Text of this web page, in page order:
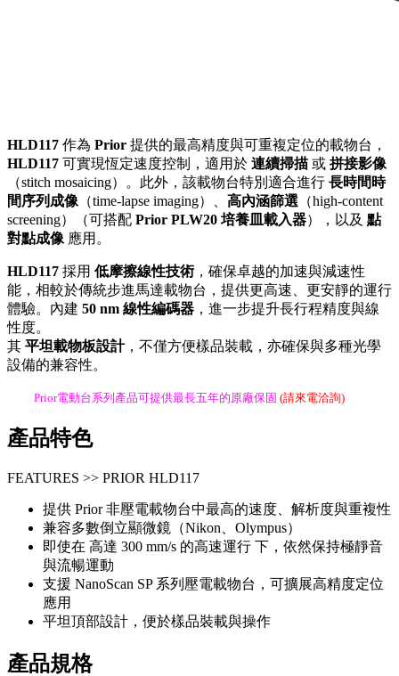
HLD117 作為 Prior 提供的最高精度與可重複定位的載物台，
HLD117 可實現恆定速度控制，適用於 連續掃描 或 拼接影像
（stitch mosaicing）。此外，該載物台特別適合進行 長時間時
間序列成像 （time-lapse imaging）、 高內涵篩選 （high-content
screening）（可搭配 Prior PLW20 培養皿載入器），以及 點
對點成像 應用。
HLD117 採用 低摩擦線性技術，確保卓越的加速與減速性
能，相較於傳統步進馬達載物台，提供更高速、更安靜的運行
體驗。內建 50 nm 線性編碼器 ，進一步提升長行程精度與線
性度。
其 平坦載物板設計，不僅方便樣品裝載，亦確保與多種光學
設備的兼容性。
Prior電動台系列產品可提供最長五年的原廠保固 (請來電洽詢)
產品特色
FEATURES >> PRIOR HLD117
提供 Prior 非壓電載物台中最高的速度、解析度與重複性
兼容多數倒立顯微鏡（Nikon、Olympus）
即使在 高達 300 mm/s 的高速運行 下，依然保持極靜音
與流暢運動
支援 NanoScan SP 系列壓電載物台，可擴展高精度定位
應用
平坦頂部設計，便於樣品裝載與操作
產品規格